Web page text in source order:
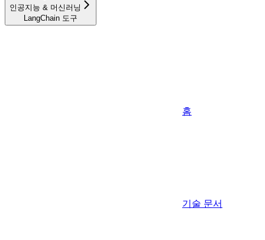
인공지능 & 머신러닝
LangChain 도구
홈
기술 문서